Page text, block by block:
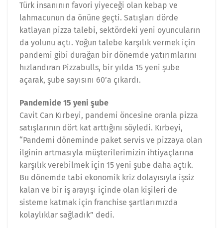
Türk insanının favori yiyeceği olan kebap ve
lahmacunun da önüne geçti. Satışları dörde
katlayan pizza talebi, sektördeki yeni oyuncuların
da yolunu açtı. Yoğun talebe karşılık vermek için
pandemi gibi durağan bir dönemde yatırımlarını
hızlandıran Pizzabulls, bir yılda 15 yeni şube
açarak, şube sayısını 60’a çıkardı.
Pandemide 15 yeni şube
Cavit Can Kırbeyi, pandemi öncesine oranla pizza
satışlarının dört kat arttığını söyledi. Kırbeyi,
“Pandemi döneminde paket servis ve pizzaya olan
ilginin artmasıyla müşterilerimizin ihtiyaçlarına
karşılık verebilmek için 15 yeni şube daha açtık.
Bu dönemde tabi ekonomik kriz dolayısıyla işsiz
kalan ve bir iş arayışı içinde olan kişileri de
sisteme katmak için franchise şartlarımızda
kolaylıklar sağladık” dedi.